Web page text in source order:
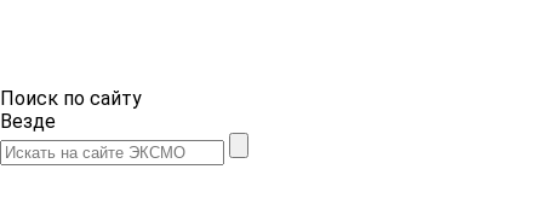
Поиск по сайту
Везде